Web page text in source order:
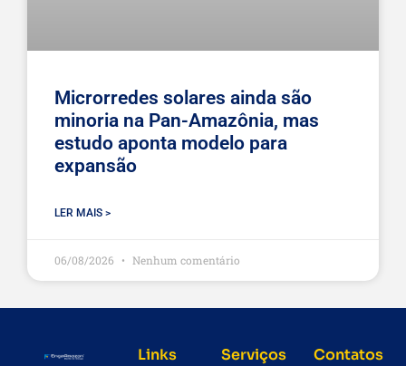
Microrredes solares ainda são
minoria na Pan-Amazônia, mas
estudo aponta modelo para
expansão
LER MAIS >
06/08/2026 Nenhum comentário
Links
Serviços Contatos